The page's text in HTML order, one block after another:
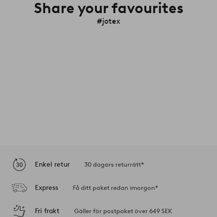
Share your favourites
#jotex
Enkel retur 30 dagars returrätt*
Express Få ditt paket redan imorgon*
Fri frakt Gäller för postpaket över 649 SEK